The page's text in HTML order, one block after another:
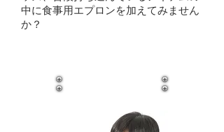
中に食事用エプロンを加えてみません
か？